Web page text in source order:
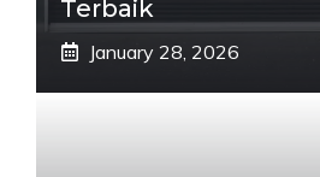
Terbaik
January 28, 2026